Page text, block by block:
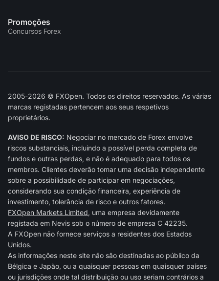
Promoções
Concursos Forex
2005-2026 © FXOpen. Todos os direitos reservados. As várias
marcas registadas pertencem aos seus respetivos
proprietários.
AVISO DE RISCO: Negociar no mercado de Forex envolve
riscos substanciais, incluindo a possível perda completa de
fundos e outras perdas, e não é adequado para todos os
membros. Clientes deverão tomar uma decisão independente
sobre a possibilidade de participar em negociações,
considerando sua condição financeira, experiência de
investimento, tolerância de risco e outros fatores.
FXOpen Markets Limited, uma empresa devidamente
registada em Nevis sob o número de empresa C 42235.
A FXOpen não fornece serviços a residentes dos Estados
Unidos.
As informações neste site não são destinadas ao público da
Bélgica e Japão, ou a quaisquer pessoas em quaisquer países
ou jurisdições onde tal distribuição ou uso seriam contrários a